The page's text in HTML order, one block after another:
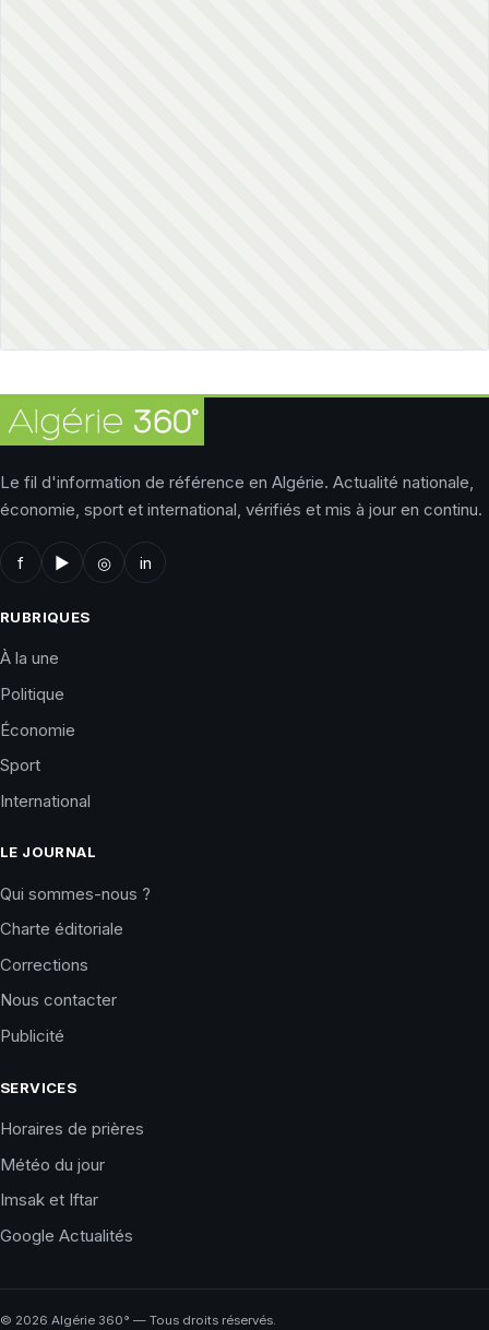
Le fil d'information de référence en Algérie. Actualité nationale,
économie, sport et international, vérifiés et mis à jour en continu.
f ▶ ◎ in
RUBRIQUES
À la une
Politique
Économie
Sport
International
LE JOURNAL
Qui sommes-nous ?
Charte éditoriale
Corrections
Nous contacter
Publicité
SERVICES
Horaires de prières
Météo du jour
Imsak et Iftar
Google Actualités
© 2026 Algérie 360° — Tous droits réservés.